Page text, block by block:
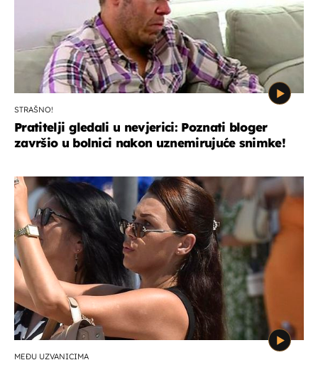
STRAŠNO!
Pratitelji gledali u nevjerici: Poznati bloger
završio u bolnici nakon uznemirujuće snimke!
MEĐU UZVANICIMA